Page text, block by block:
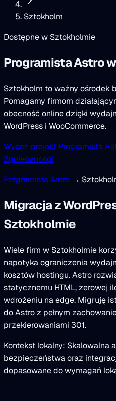
Sztokholm
Dostępne w Sztokholmie
Programista Astro
Sztokholm to ważny ośrodek
Pomagamy firmom
obecność online dzięki
WordPress i WooCommerce.
Wyceń projekt Programista
Społeczności
Programista Astro →
Migracja z
Sztokholmie
Wiele firm w Sztokholmie
napotyka ograniczenia
kosztów hostingu. Astro
statycznemu HTML, zerowej
wdrożeniu na edge. Migruję
do Astro z pełnym
przekierowaniami 301.
Kontekst lokalny: Skalowalna
bezpieczeństwa oraz
dopasowane do wymagań